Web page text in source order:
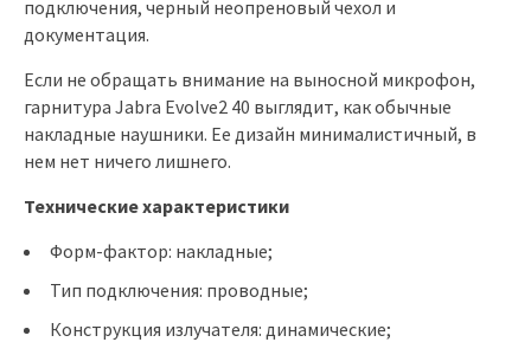
подключения, черный неопреновый чехол и
документация.
Если не обращать внимание на выносной микрофон,
гарнитура Jabra Evolve2 40 выглядит, как обычные
накладные наушники. Ее дизайн минималистичный, в
нем нет ничего лишнего.
Технические характеристики
Форм-фактор: накладные;
Тип подключения: проводные;
Конструкция излучателя: динамические;